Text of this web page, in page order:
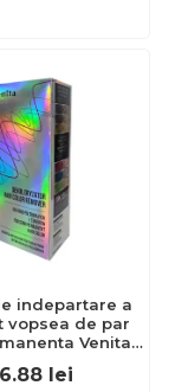
indepartare a
vopsea de par
Venita
Remover, 115ml
15 ml
lei